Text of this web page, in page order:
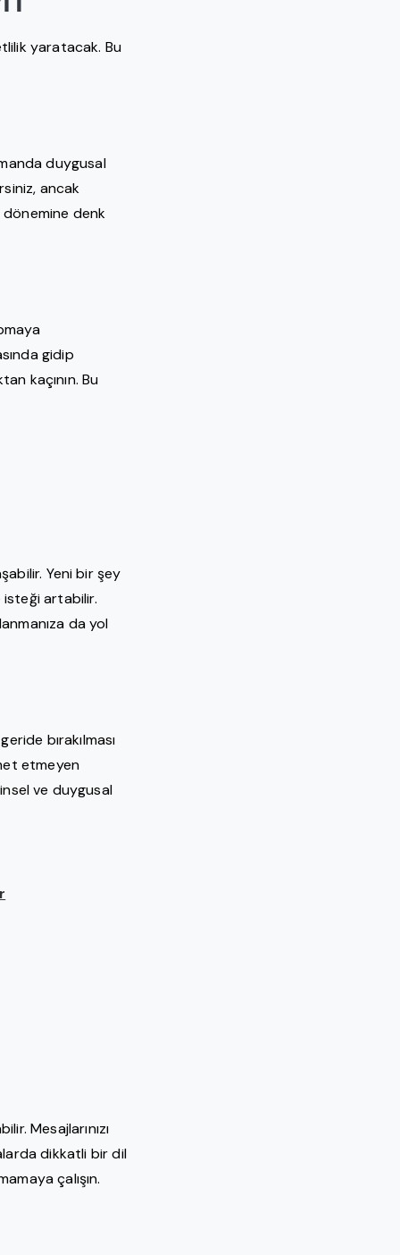
yaratacak. Bu
duygusal
ancak
dönemine denk
gidip
kaçının. Bu
Yeni bir şey
isteği artabilir.
da yol
bırakılması
etmeyen
ve duygusal
Mesajlarınızı
dikkatli bir dil
çalışın.